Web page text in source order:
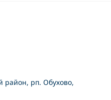
район, рп. Обухово,